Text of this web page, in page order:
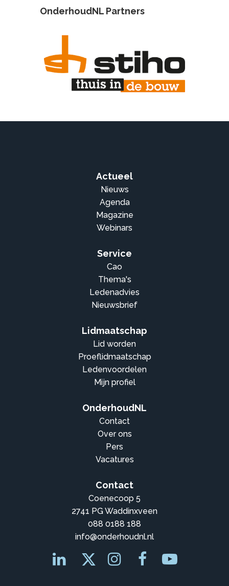
OnderhoudNL Partners
Actueel
Nieuws
Agenda
Magazine
Webinars
Service
Cao
Thema's
Ledenadvies
Nieuwsbrief
Lidmaatschap
Lid worden
Proeflidmaatschap
Ledenvoordelen
Mijn profiel
OnderhoudNL
Contact
Over ons
Pers
Vacatures
Contact
Coenecoop 5
2741 PG Waddinxveen
088 0188 188
info@onderhoudnl.nl